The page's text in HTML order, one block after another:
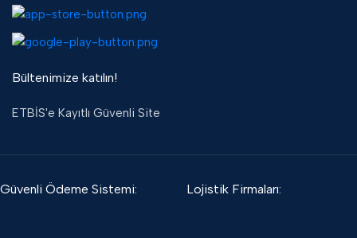
Bültenimize katılın!
ETBİS'e Kayıtlı Güvenli Site
Güvenli Ödeme Sistemi: Lojistik Firmaları: